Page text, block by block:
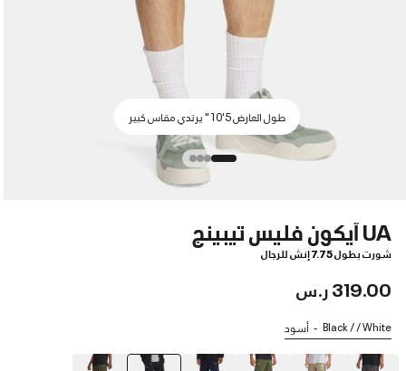
طول العارض 5'10" يرتدي مقاس كبير
UA آيكون فليس تيبينج
شورت بطول 7.75 إنش للرجال
319.00 ر.س
Black / / White أسود